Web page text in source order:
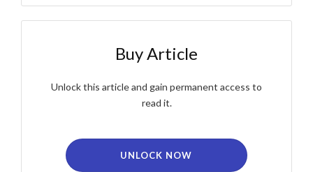
Buy Article
Unlock this article and gain permanent access to
read it.
UNLOCK NOW